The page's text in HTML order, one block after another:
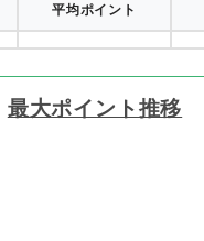
平均ポイント
最大ポイント推移